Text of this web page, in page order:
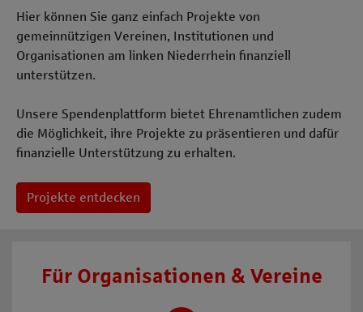
Hier können Sie ganz einfach Projekte von
gemeinnützigen Vereinen, Institutionen und
Organisationen am linken Niederrhein finanziell
unterstützen.
Unsere Spendenplattform bietet Ehrenamtlichen zudem
die Möglichkeit, ihre Projekte zu präsentieren und dafür
finanzielle Unterstützung zu erhalten.
Projekte entdecken
Für Organisationen & Vereine